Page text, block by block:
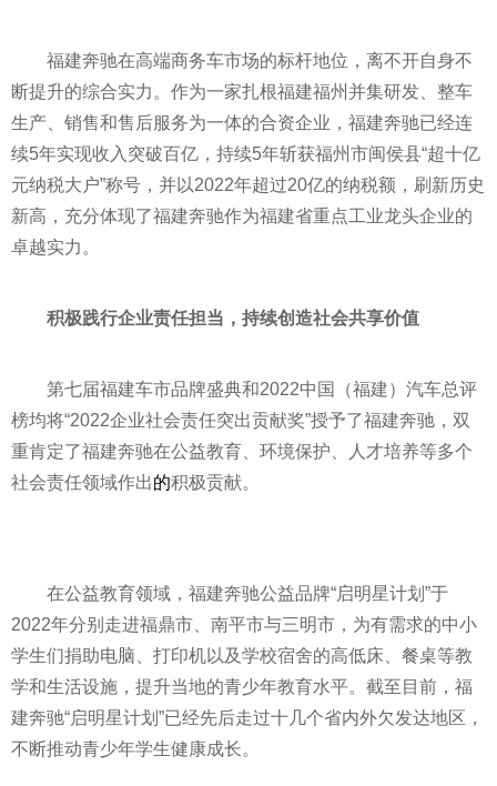
福建奔驰在高端商务车市场的标杆地位，离不开自身不
断提升的综合实力。作为一家扎根福建福州并集研发、整车
生产、销售和售后服务为一体的合资企业，福建奔驰已经连
续5年实现收入突破百亿，持续5年斩获福州市闽侯县“超十亿
元纳税大户”称号，并以2022年超过20亿的纳税额，刷新历史
新高，充分体现了福建奔驰作为福建省重点工业龙头企业的
卓越实力。
积极践行企业责任担当，持续创造社会共享价值
第七届福建车市品牌盛典和2022中国（福建）汽车总评
榜均将“2022企业社会责任突出贡献奖”授予了福建奔驰，双
重肯定了福建奔驰在公益教育、环境保护、人才培养等多个
社会责任领域作出的积极贡献。
在公益教育领域，福建奔驰公益品牌“启明星计划”于
2022年分别走进福鼎市、南平市与三明市，为有需求的中小
学生们捐助电脑、打印机以及学校宿舍的高低床、餐桌等教
学和生活设施，提升当地的青少年教育水平。截至目前，福
建奔驰“启明星计划”已经先后走过十几个省内外欠发达地区，
不断推动青少年学生健康成长。